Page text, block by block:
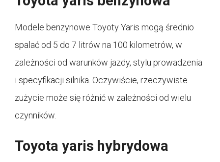
Modele benzynowe Toyoty Yaris mogą średnio
spalać od 5 do 7 litrów na 100 kilometrów, w
zależności od warunków jazdy, stylu prowadzenia
i specyfikacji silnika. Oczywiście, rzeczywiste
zużycie może się różnić w zależności od wielu
czynników.
Toyota yaris hybrydowa